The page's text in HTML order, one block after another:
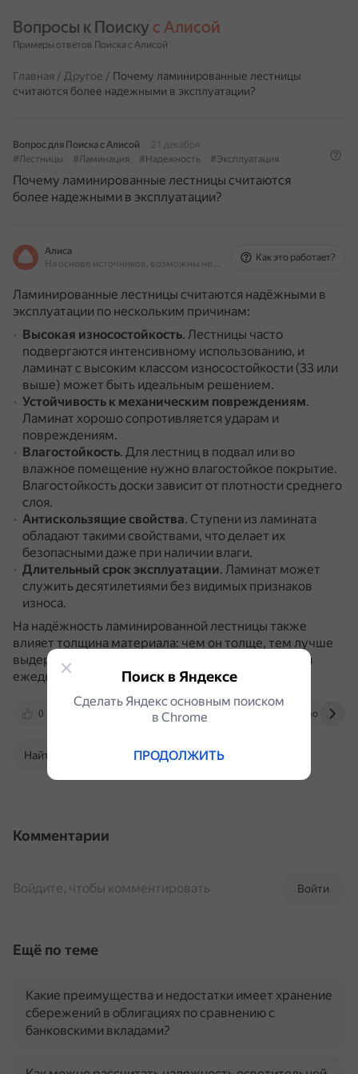
Вопросы к Поиску с Алисой
Примеры ответов Поиска с Алисой
Главная / Другое / Почему ламинированные лестницы
считаются более надежными в эксплуатации?
Вопрос для Поиска с Алисой
21 декабря
#Лестницы
#Ламинация #Надежность #Эксплуатация
Почему ламинированные лестницы считаются
более надежными в эксплуатации?
Алиса
На основе источников, возможны неточности
Как это работает?
Ламинированные лестницы считаются надёжными в
эксплуатации по нескольким причинам:
Высокая износостойкость. Лестницы часто
подвергаются интенсивному использованию, и
ламинат с высоким классом износостойкости (33 или
выше) может быть идеальным решением.
Устойчивость к механическим повреждениям.
Ламинат хорошо сопротивляется ударам и
повреждениям.
Влагостойкость. Для лестниц в подвал или во
влажное помещение нужно влагостойкое покрытие.
Влагостойкость доски зависит от плотности среднего
слоя.
Антискользящие свойства. Ступени из ламината
обладают такими свойствами, что делает их
безопасными даже при наличии влаги.
Длительный срок эксплуатации. Ламинат может
служить десятилетиями без видимых признаков
износа.
На надёжность ламинированной лестницы также
влияет толщина материала: чем он толще, тем лучше
выдерживает давление, которое оказывается при
ежедневном хождении по ступеням.
0 dilekt.ru www.c3.ru stairsmontage.ru
Найти в Поиске
Комментарии
Войти
Войдите, чтобы комментировать
Ещё по теме
Какие преимущества и недостатки имеет хранение
сбережений в облигациях по сравнению с
банковскими вкладами?
Поиск в Яндексе
Сделать Яндекс основным поиском
в Сhrome
ПРОДОЛЖИТЬ